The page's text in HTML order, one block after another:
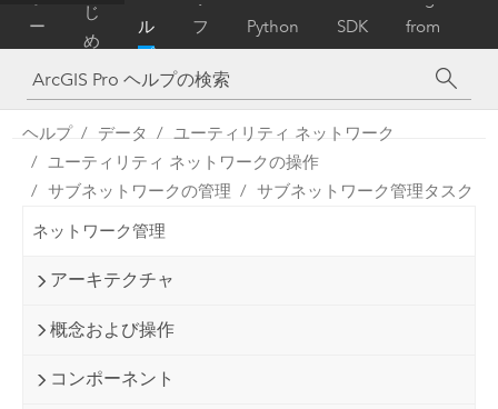
ー
ム
じ
め
に
ル
プ
フ
ァ
レ
ン
Python SDK
from
ArcMap
ヘルプ データ
ユーティリティ ネットワーク
ユーティリティ ネットワークの操作
サブネットワークの管理
サブネットワーク管理タスク
ネットワーク管理
アーキテクチャ
概念および操作
コンポーネント